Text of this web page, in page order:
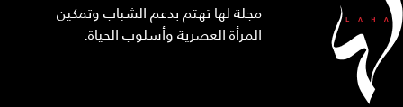
مجلة لها تهتم بدعم الشباب وتمكين
المرأة العصرية وأسلوب الحياة.